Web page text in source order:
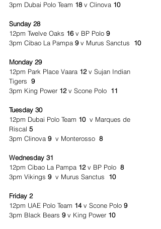
3pm Dubai Polo Team 18 v Clinova 10
Sunday 28
12pm Twelve Oaks 16 v BP Polo 9
3pm Cibao La Pampa 9 v Murus Sanctus 10
Monday 29
12pm Park Place Vaara 12 v Sujan Indian
Tigers 9
3pm King Power 12 v Scone Polo 11
Tuesday 30
12pm Dubai Polo Team 10
  v Marques de
Riscal 5
3pm Clinova 9
  v Monterosso
8
Wednesday 31
12pm Cibao La Pampa 12 v BP Polo 8
3pm Vikings 9 v Murus Sanctus 10
Friday 2
12pm UAE Polo Team 14 v Scone Polo 9
3pm Black Bears 9 v King Power 10